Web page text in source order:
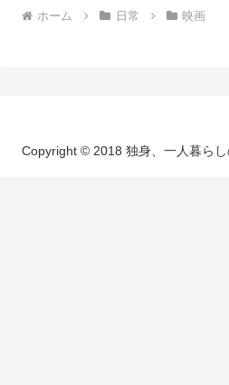
ホーム 日常 映画
Copyright © 2018 独身、一人暮ら